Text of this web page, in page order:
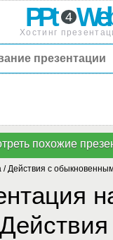
PPt 4
Хостинг
/Действия с
Действия